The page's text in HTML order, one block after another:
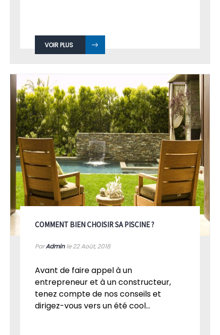
VOIR PLUS
COMMENT BIEN CHOISIR SA PISCINE ?
ParAdminle 22Août, 2018
Avant de faire appel à un
entrepreneur et à un constructeur,
tenez compte de nos conseils et
dirigez-vous vers un été cool...